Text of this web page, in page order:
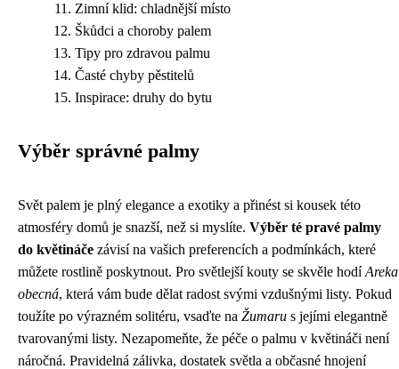
Zimní klid: chladnější místo
Škůdci a choroby palem
Tipy pro zdravou palmu
Časté chyby pěstitelů
Inspirace: druhy do bytu
Výběr správné palmy
Svět palem je plný elegance a exotiky a přinést si kousek této
atmosféry domů je snazší, než si myslíte. Výběr té pravé palmy
do květináče závisí na vašich preferencích a podmínkách, které
můžete rostlině poskytnout. Pro světlejší kouty se skvěle hodíAreka
obecná, která vám bude dělat radost svými vzdušnými listy. Pokud
toužíte po výrazném solitéru, vsaďte na Žumaru s jejími elegantně
tvarovanými listy. Nezapomeňte, že péče o palmu v květináči není
náročná. Pravidelná zálivka, dostatek světla a občasné hnojení